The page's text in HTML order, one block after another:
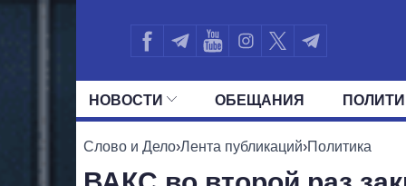
НОВОСТИ ОБЕЩАНИЯ
ВСЕ ПОЛИТИКИ ПРЕЗИДЕНТ И
Слово и Дело›Лента публикаций›Политика